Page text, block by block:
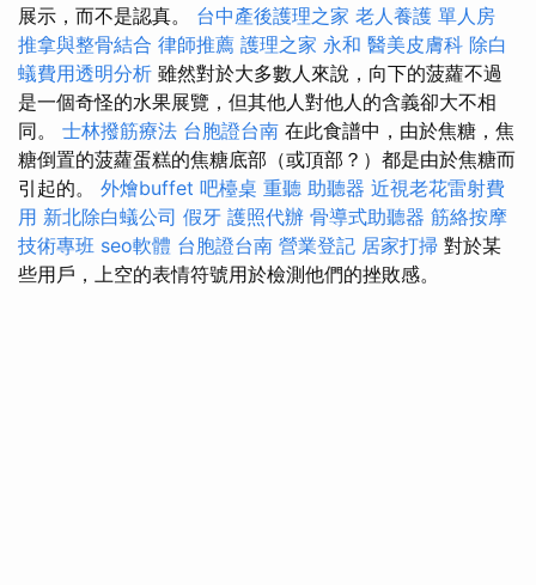
展示，而不是認真。 台中產後護理之家 老人養護 單人房
推拿與整骨結合 律師推薦 護理之家 永和 醫美皮膚科 除白
蟻費用透明分析 雖然對於大多數人來說，向下的菠蘿不過
是一個奇怪的水果展覽，但其他人對他人的含義卻大不相
同。 士林撥筋療法 台胞證台南 在此食譜中，由於焦糖，焦
糖倒置的菠蘿蛋糕的焦糖底部（或頂部？）都是由於焦糖而
引起的。 外燴buffet 吧檯桌 重聽 助聽器 近視老花雷射費
用 新北除白蟻公司 假牙 護照代辦 骨導式助聽器 筋絡按摩
技術專班 seo軟體 台胞證台南 營業登記 居家打掃 對於某
些用戶，上空的表情符號用於檢測他們的挫敗感。